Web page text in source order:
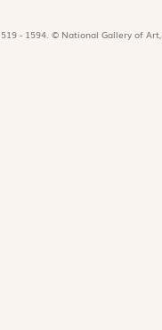
- 1594. © National Gallery of Art,